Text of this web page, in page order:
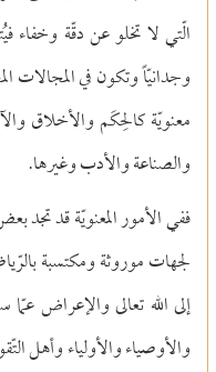
الّتي لا تخلو عن دقّة وخفاء
وجدانيّاً وتكون في المجالات
معنويّة كالحِكَم والأخلاق
والصناعة والأدب وغيرها.
ففي الأمور المعنويّة قد تجد
لجهات موروثة ومكتسبة
إلى الله تعالى والإعراض
والأوصياء والأولياء وأهل